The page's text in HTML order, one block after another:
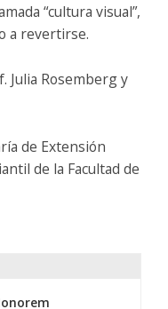
“cultura visual”,
a revertirse.
Julia Rosemberg y
de Extensión
de la Facultad de